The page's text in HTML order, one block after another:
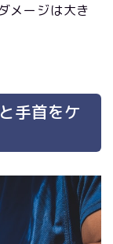
メージは大き
手首をケ